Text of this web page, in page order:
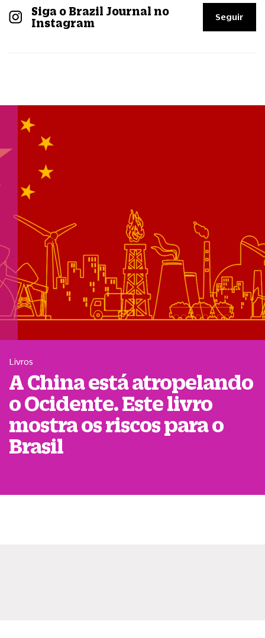
Siga o Brazil Journal no
Instagram
Seguir
Livros
A China está atropelando
o Ocidente. Este livro
mostra os riscos para o
Brasil